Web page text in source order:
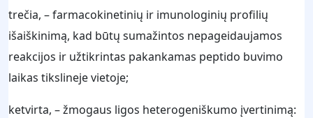
trečia, – farmacokinetinių ir imunologinių profilių
išaiškinimą, kad būtų sumažintos nepageidaujamos
reakcijos ir užtikrintas pakankamas peptido buvimo
laikas tikslineje vietoje;
ketvirta, – žmogaus ligos heterogeniškumo įvertinimą: